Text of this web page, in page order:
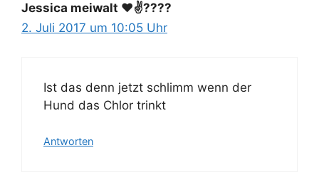
Jessica meiwalt ❤️✌????️
2. Juli 2017 um 10:05 Uhr
Ist das denn jetzt schlimm wenn der
Hund das Chlor trinkt
Antworten